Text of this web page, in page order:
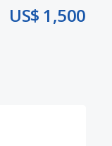
US$ 1,500